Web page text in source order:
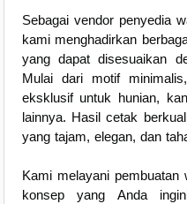
Sebagai vendor penyedia
kami menghadirkan
yang dapat disesuaikan
Mulai dari motif
eksklusif untuk hunian,
lainnya. Hasil cetak
yang tajam, elegan, dan
Kami melayani pembuatan
konsep yang Anda